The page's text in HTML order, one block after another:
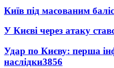
Київ під масованим
У Києві через атаку
Удар по Києву: перша
наслідки3856